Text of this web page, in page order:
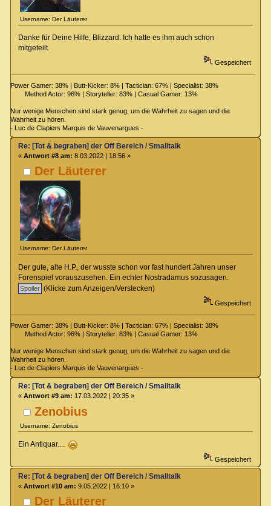
Username: Der Läuterer
Danke für Deine Hilfe, Blizzard. Ich hatte es ihm auch schon
mitgeteilt.
Gespeichert
Power Gamer: 38% | Butt-Kicker: 8% | Tactician: 67% | Specialist: 38%
Method Actor: 96% | Storyteller: 83% | Casual Gamer: 13%
Nur wenige Menschen sind stark genug, um die Wahrheit zu sagen und die
Wahrheit zu hören.
- Luc de Clapiers Marquis de Vauvenargues -
Der Läuterer
Username: Der Läuterer
Re: [Tot & begraben] der Off Bereich / Smalltalk
« Antwort #8 am: 8.03.2022 | 18:56 »
Der gute, alte H.P., der wusste schon vor fast hundert Jahren unser
Forenspiel vorauszusehen. Ein echter Nostradamus sozusagen.
(Klicke zum Anzeigen/Verstecken)
Gespeichert
Power Gamer: 38% | Butt-Kicker: 8% | Tactician: 67% | Specialist: 38%
Method Actor: 96% | Storyteller: 83% | Casual Gamer: 13%
Nur wenige Menschen sind stark genug, um die Wahrheit zu sagen und die
Wahrheit zu hören.
- Luc de Clapiers Marquis de Vauvenargues -
Zenobius
Username: Zenobius
Re: [Tot & begraben] der Off Bereich / Smalltalk
« Antwort #9 am: 17.03.2022 | 20:35 »
Ein Antiquar....
Gespeichert
Der Läuterer
Re: [Tot & begraben] der Off Bereich / Smalltalk
« Antwort #10 am: 9.05.2022 | 16:10 »